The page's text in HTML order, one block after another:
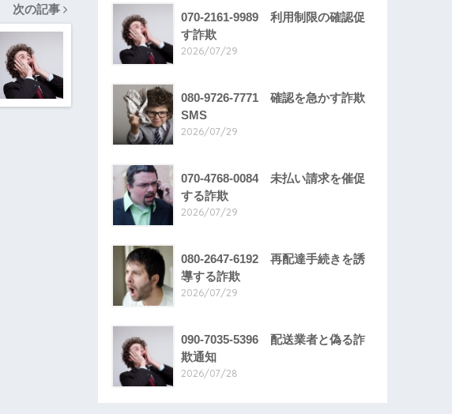
次の記事
070-2161-9989 利用制限の確認促
す詐欺
2026/07/29
080-9726-7771 確認を急かす詐欺
SMS
2026/07/29
070-4768-0084 未払い請求を催促
する詐欺
2026/07/29
080-2647-6192 再配達手続きを誘
導する詐欺
2026/07/29
090-7035-5396 配送業者と偽る詐
欺通知
2026/07/28